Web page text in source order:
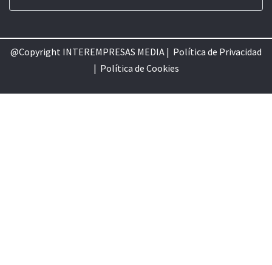
@Copyright INTEREMPRESAS MEDIA | Política de Privacidad
| Política de Cookies